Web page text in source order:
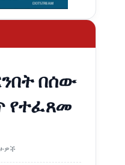
በሰው
የተፈጸመ